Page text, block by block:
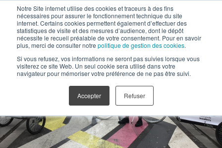
Notre Site internet utilise des cookies et traceurs à des fins
nécessaires pour assurer le fonctionnement technique du site
internet. Certains cookies permettent également d’effectuer des
statistiques de visite et des mesures d’audience, dont le dépôt
nécessite le recueil préalable de votre consentement. Pour en savoir
plus, merci de consulter notre politique de gestion des cookies.
Si vous refusez, vos informations ne seront pas suivies lorsque vous
visiterez ce site Web. Un seul cookie sera utilisé dans votre
navigateur pour mémoriser votre préférence de ne pas être suivi.
Accepter Refuser
solution interactives